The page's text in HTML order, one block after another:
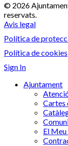
© 2026
reservats.
Avis legal
Política de
Política de cookies
Sign In
Ajuntament
Cartes
El Meu